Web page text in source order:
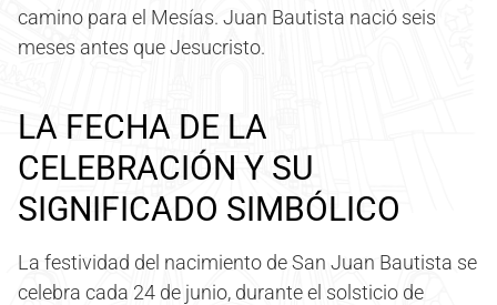
camino para el Mesías. Juan Bautista nació seis
meses antes que Jesucristo.
LA FECHA DE LA
CELEBRACIÓN Y SU
SIGNIFICADO SIMBÓLICO
La festividad del nacimiento de San Juan Bautista se
celebra cada 24 de junio, durante el solsticio de